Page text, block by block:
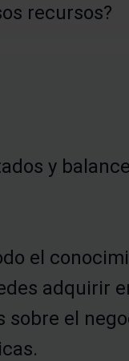
recursos?
y
el
adquirir
sobre el